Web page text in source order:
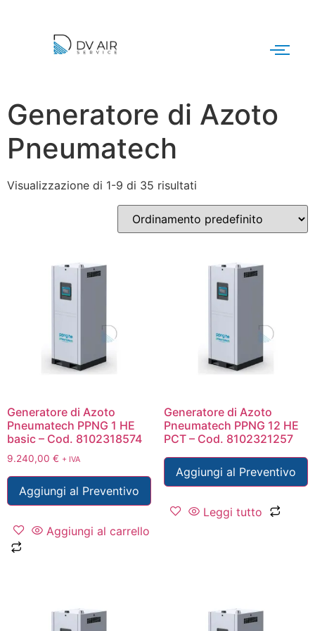
Generatore di Azoto
Pneumatech
Visualizzazione di 1-9 di 35 risultati
Generatore di Azoto
Pneumatech PPNG 1 HE
basic – Cod. 8102318574
9.240,00 € + IVA
Aggiungi al Preventivo
Aggiungi al carrello
Generatore di Azoto
Pneumatech PPNG 12 HE
PCT – Cod. 8102321257
Aggiungi al Preventivo
Leggi tutto